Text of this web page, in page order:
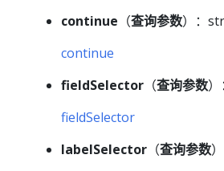
continue （查询参数）：
continue
fieldSelector （查询参数
fieldSelector
labelSelector （查询参数